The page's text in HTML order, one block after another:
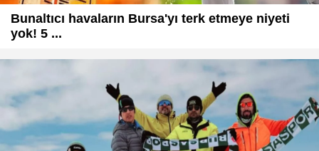
Bunaltıcı havaların Bursa'yı terk etmeye niyeti
yok! 5 ...